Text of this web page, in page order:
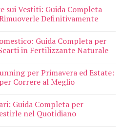
sui Vestiti: Guida Completa
Definitivamente
Guida Completa per
in Fertilizzante Naturale
per Primavera ed Estate:
Correre al Meglio
Guida Completa per
nel Quotidiano